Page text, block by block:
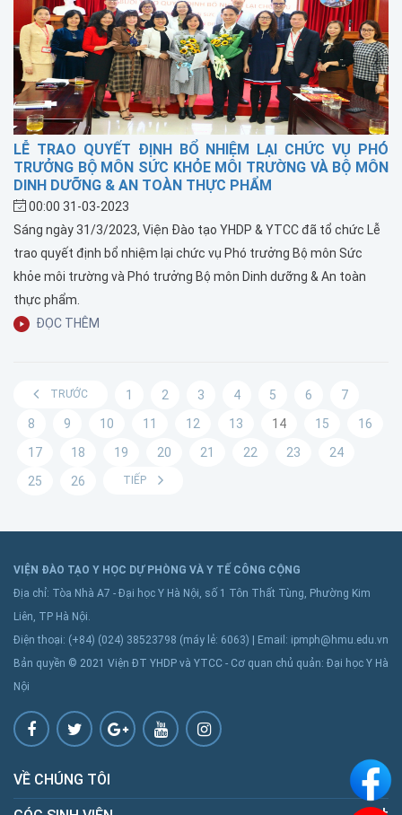
LỄ TRAO QUYẾT ĐỊNH BỔ NHIỆM LẠI CHỨC VỤ PHÓ
TRƯỞNG BỘ MÔN SỨC KHỎE MÔI TRƯỜNG VÀ BỘ MÔN
DINH DƯỠNG & AN TOÀN THỰC PHẨM
00:00 31-03-2023
Sáng ngày 31/3/2023, Viện Đào tạo YHDP & YTCC đã tổ chức Lễ
trao quyết định bổ nhiệm lại chức vụ Phó trưởng Bộ môn Sức
khỏe môi trường và Phó trưởng Bộ môn Dinh dưỡng & An toàn
thực phẩm.
ĐỌC THÊM
TRƯỚC 1 2 3 4 5 6
7
8
9 10 11 12 13 14 15
16
17
18 19 20 21 22 23
24
25
26 TIẾP
VIỆN ĐÀO TẠO Y HỌC DỰ PHÒNG VÀ Y TẾ CÔNG CỘNG
Địa chỉ: Tòa Nhà A7 - Đại học Y Hà Nội, số 1 Tôn Thất Tùng, Phường Kim
Liên, TP Hà Nội.
Điện thoại: (+84) (024) 38523798 (máy lẻ: 6063) | Email: ipmph@hmu.edu.vn
Bản quyền © 2021 Viện ĐT YHDP và YTCC - Cơ quan chủ quản: Đại học Y Hà
Nội
VỀ CHÚNG TÔI